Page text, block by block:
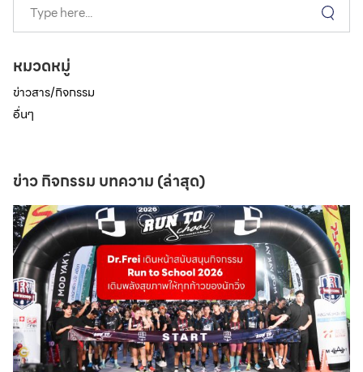
หมวดหมู่
ข่าวสาร/กิจกรรม
อื่นๆ
ข่าว กิจกรรม บทความ (ล่าสุด)